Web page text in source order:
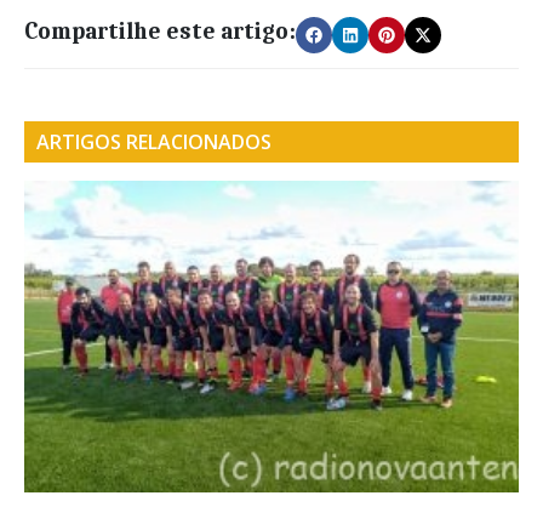
Compartilhe este artigo:
ARTIGOS RELACIONADOS